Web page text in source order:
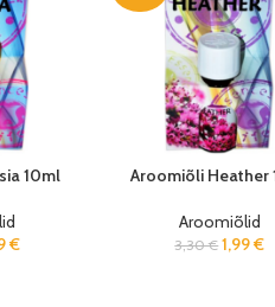
10ml
€
Aroomiõli Heather
Aroomiõlid
3,30€ 1,99€